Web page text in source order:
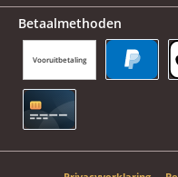
Betaalmethoden
Vooruitbetaling